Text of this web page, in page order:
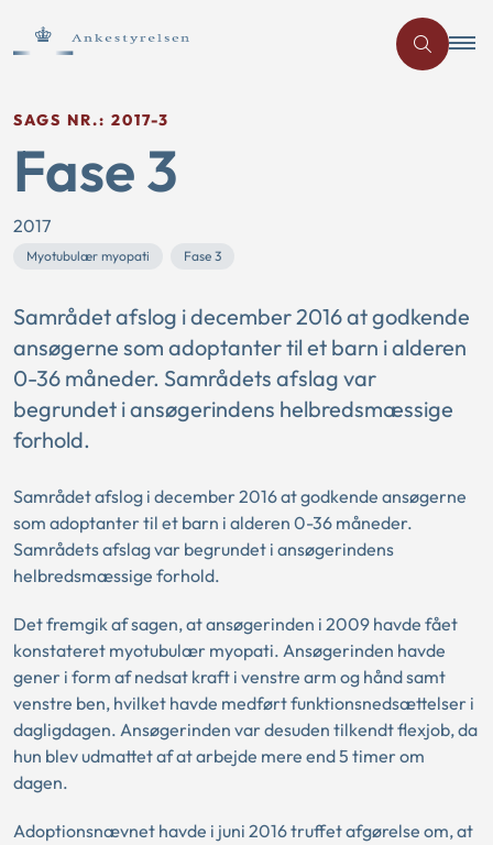
SAGS NR.: 2017-3
Fase 3
2017
Myotubulær myopati Fase 3
Samrådet afslog i december 2016 at godkende
ansøgerne som adoptanter til et barn i alderen
0-36 måneder. Samrådets afslag var
begrundet i ansøgerindens helbredsmæssige
forhold.
Samrådet afslog i december 2016 at godkende ansøgerne
som adoptanter til et barn i alderen 0-36 måneder.
Samrådets afslag var begrundet i ansøgerindens
helbredsmæssige forhold.
Det fremgik af sagen, at ansøgerinden i 2009 havde fået
konstateret myotubulær myopati. Ansøgerinden havde
gener i form af nedsat kraft i venstre arm og hånd samt
venstre ben, hvilket havde medført funktionsnedsættelser i
dagligdagen. Ansøgerinden var desuden tilkendt flexjob, da
hun blev udmattet af at arbejde mere end 5 timer om
dagen.
Adoptionsnævnet havde i juni 2016 truffet afgørelse om, at